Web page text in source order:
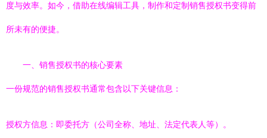
度与效率。如今，借助在线编辑工具，制作和定制销售授权书变得前
所未有的便捷。
一、销售授权书的核心要素
一份规范的销售授权书通常包含以下关键信息：
授权方信息：即委托方（公司全称、地址、法定代表人等）。